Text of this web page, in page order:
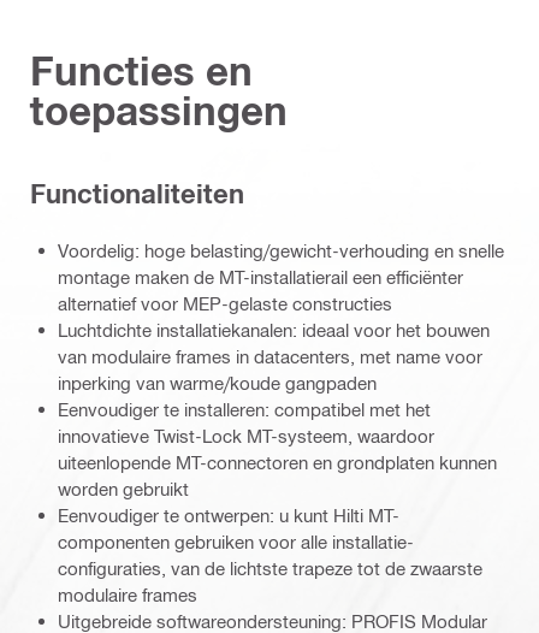
Functies en
toepassingen
Functionaliteiten
Voordelig: hoge belasting/gewicht-verhouding en snelle
montage maken de MT-installatierail een efficiënter
alternatief voor MEP-gelaste constructies
Luchtdichte installatiekanalen: ideaal voor het bouwen
van modulaire frames in datacenters, met name voor
inperking van warme/koude gangpaden
Eenvoudiger te installeren: compatibel met het
innovatieve Twist-Lock MT-systeem, waardoor
uiteenlopende MT-connectoren en grondplaten kunnen
worden gebruikt
Eenvoudiger te ontwerpen: u kunt Hilti MT-
componenten gebruiken voor alle installatie-
configuraties, van de lichtste trapeze tot de zwaarste
modulaire frames
Uitgebreide softwareondersteuning: PROFIS Modular